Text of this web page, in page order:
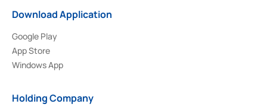
Download Application
Google Play
App Store
Windows App
Holding Company